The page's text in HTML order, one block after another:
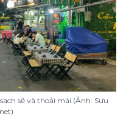
sẽ và thoải mái (Ảnh: Sưu